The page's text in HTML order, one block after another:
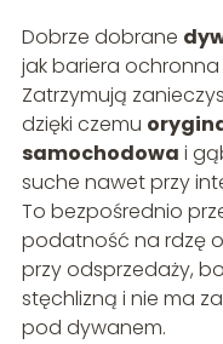
Dobrze dobrane
jak bariera
Zatrzymują
dzięki czemu
samochodowa i
suche nawet przy
To bezpośrednio
podatność na rdzę
przy odsprzedaży,
stęchlizną i nie ma
pod dywanem.